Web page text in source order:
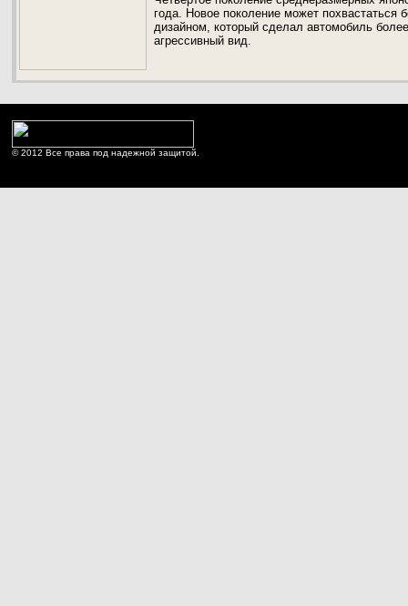
года. Новое поколение может
дизайном, который сделал автомобиль
агрессивный вид.
© 2012 Все права под надежной защитой.